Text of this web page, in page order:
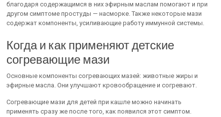
благодаря содержащимся в них эфирным маслам помогают и при
другом симптоме простуды — насморке. Также некоторые мази
содержат компоненты, усиливающие работу иммунной системы.
Когда и как применяют детские
согревающие мази
Основные компоненты согревающих мазей: животные жиры и
эфирные масла. Они улучшают кровообращение и согревают.
Согревающие мази для детей при кашле можно начинать
применять сразу же после того, как появился этот симптом.